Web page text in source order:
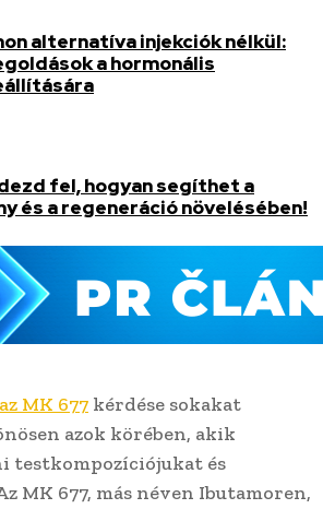
alternatíva injekciók nélkül:
a hormonális
fel, hogyan segíthet a
és a regeneráció növelésében!
MK 677 kérdése sokakat
azok körében, akik
testkompozíciójukat és
MK 677, más néven Ibutamoren,